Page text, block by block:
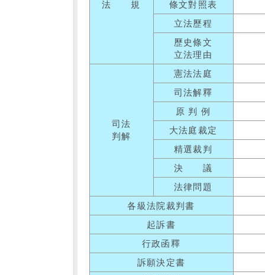
法 規
條文對照表
立法歷程
歷史條文
立法理由
司法
判解
憲法法庭
司法解釋
原 判 例
大法庭裁定
精選裁判
決 議
法律問題
各級法院裁判書
起訴書
行政函釋
訴願決定書